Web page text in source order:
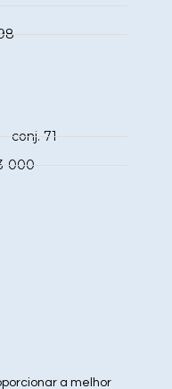
conj. 71
000
a melhor